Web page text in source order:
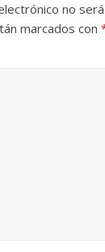
no será
marcados con